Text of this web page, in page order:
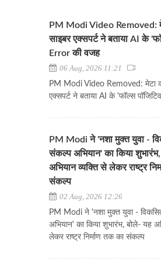
PM Modi Video Removed:
साइबर एक्सपर्ट ने बताया AI के
Error की वजह
06 Aug, 2026 11:21
PM Modi Video Removed: मेटा
एक्सपर्ट ने बताया AI के 'फॉल्स
PM Modi ने 'नशा मुक्त युवा -
संकल्प अभियान' का किया
अभियान व्यक्ति से लेकर राष्ट्र
संकल्प
02 Aug, 2026 12:26
PM Modi ने 'नशा मुक्त युवा -
अभियान' का किया शुभारंभ, बोले- यह
लेकर राष्ट्र निर्माण तक का संकल्प